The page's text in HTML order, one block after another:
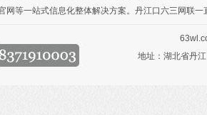
网等一站式信息化整体解决方案。丹江口六三网联
地址：湖北省丹